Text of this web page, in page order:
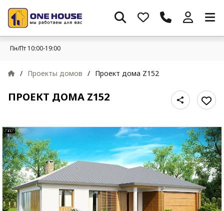
Пн/Пт 10:00-19:00
/ Проекты домов / Проект дома Z152
ПРОЕКТ ДОМА Z152